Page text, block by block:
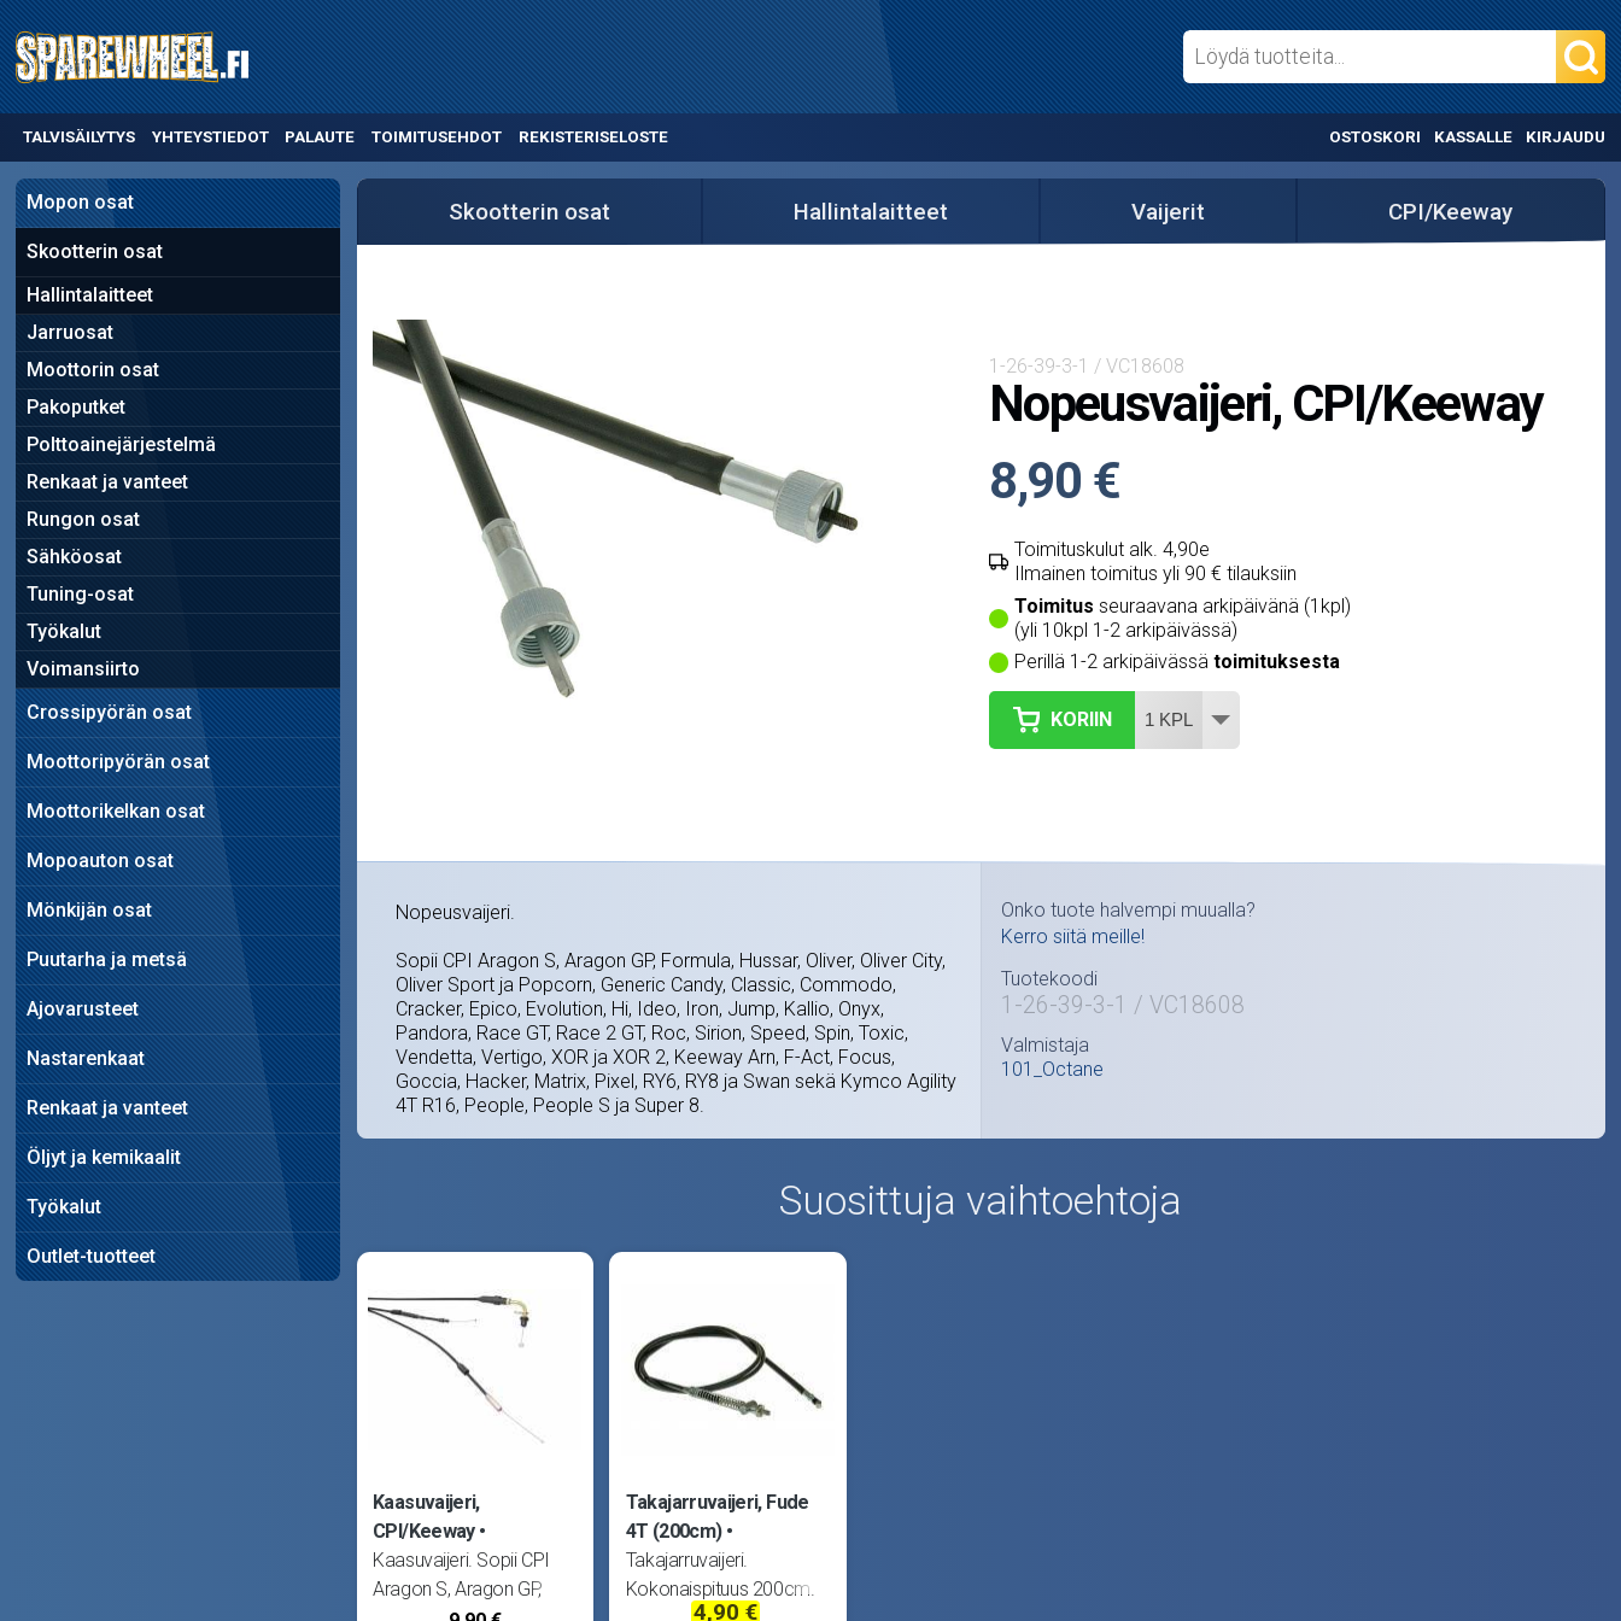
TALVISÄILYTYS YHTEYSTIEDOT PALAUTE TOIMITUSEHDOT REKISTERISELOSTE OSTOSKORI KASSALLE KIRJAUDU
Mopon osat
Skootterin osat
Hallintalaitteet
Jarruosat
Moottorin osat
Pakoputket
Polttoainejärjestelmä
Renkaat ja vanteet
Rungon osat
Sähköosat
Tuning-osat
Työkalut
Voimansiirto
Crossipyörän osat
Moottoripyörän osat
Moottorikelkan osat
Mopoauton osat
Mönkijän osat
Puutarha ja metsä
Ajovarusteet
Nastarenkaat
Renkaat ja vanteet
Öljyt ja kemikaalit
Työkalut
Outlet-tuotteet
Skootterin osat Hallintalaitteet Vaijerit CPI/Keeway
1-26-39-3-1 / VC18608
Nopeusvaijeri, CPI/Keeway
8,90 €
Toimituskulut alk. 4,90e
Ilmainen toimitus yli 90 € tilauksiin
Toimitus seuraavana arkipäivänä (1kpl)
(yli 10kpl 1-2 arkipäivässä)
Perillä 1-2 arkipäivässä toimituksesta
KORIIN
Nopeusvaijeri.
Sopii CPI Aragon S, Aragon GP, Formula, Hussar, Oliver, Oliver City,
Oliver Sport ja Popcorn, Generic Candy, Classic, Commodo,
Cracker, Epico, Evolution, Hi, Ideo, Iron, Jump, Kallio, Onyx,
Pandora, Race GT, Race 2 GT, Roc, Sirion, Speed, Spin, Toxic,
Vendetta, Vertigo, XOR ja XOR 2, Keeway Arn, F-Act, Focus,
Goccia, Hacker, Matrix, Pixel, RY6, RY8 ja Swan sekä Kymco Agility
4T R16, People, People S ja Super 8.
Onko tuote halvempi muualla?
Kerro siitä meille!
Tuotekoodi
1-26-39-3-1 / VC18608
Valmistaja
101_Octane
Suosittuja vaihtoehtoja
Kaasuvaijeri,
CPI/Keeway
Kaasuvaijeri. Sopii CPI
Aragon S, Aragon GP,
Takajarruvaijeri, Fude
4T (200cm)
Takajarruvaijeri.
Kokonaispituus 200cm.
4,90 €